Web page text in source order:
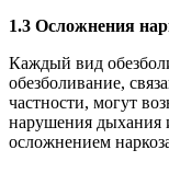
1.3 Осложнения
Каждый вид
обезболивание,
частности, могут
нарушения
осложнением